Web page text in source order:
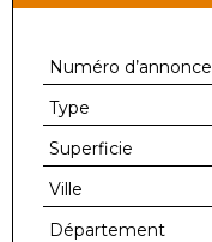
Numéro d’annonce
Type
Superficie
Ville
Département